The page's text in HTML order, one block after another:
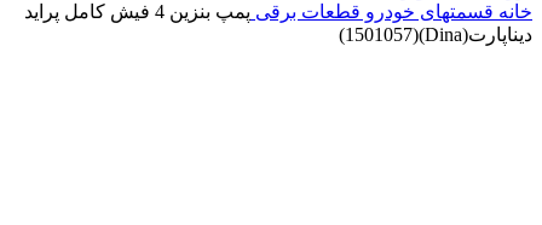
خانه قسمتهای خودرو قطعات برقی
پمپ بنزین 4 فیش کامل پراید
دیناپارت(Dina)(1501057)